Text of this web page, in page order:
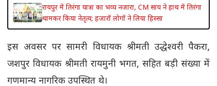
रायपुर में तिरंगा यात्रा का भव्य नजारा, CM साय ने हाथ में तिरंगा
थामकर किया नेतृत्व; हजारों लोगों ने लिया हिस्सा
इस अवसर पर सामरी विधायक श्रीमती उद्धेश्‍वरी पैकरा,
जशपुर विधायक श्रीमती रायमुनी भगत, सहित बड़ी संख्या में
गणमान्य नागरिक उपस्थित थे।